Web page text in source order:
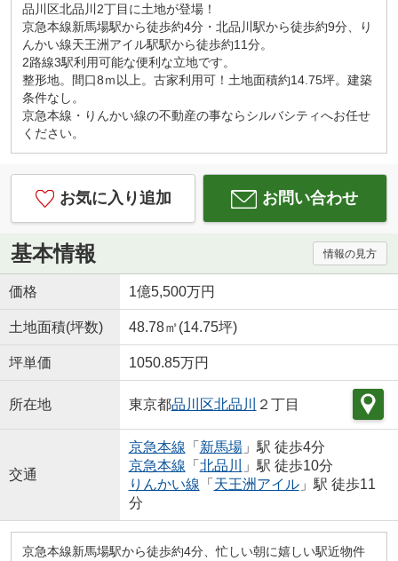
品川区北品川2丁目に土地が登場！
京急本線新馬場駅から徒歩約4分・北品川駅から徒歩約9分、り
んかい線天王洲アイル駅駅から徒歩約11分。
2路線3駅利用可能な便利な立地です。
整形地。間口8ｍ以上。古家利用可！土地面積約14.75坪。建築
条件なし。
京急本線・りんかい線の不動産の事ならシルバシティへお任せ
ください。
お気に入り追加 お問い合わせ
基本情報 情報の見方
価格 1億5,500万円
土地面積(坪数) 48.78㎡(14.75坪)
坪単価 1050.85万円
所在地 東京都品川区北品川 ２丁目
交通
京急本線 「 新馬場」駅 徒歩4分
京急本線 「 北品川
」駅 徒歩10分
りんかい線 「 天王洲アイル」駅 徒歩11
分
京急本線新馬場駅から徒歩約4分、忙しい朝に嬉しい駅近物件